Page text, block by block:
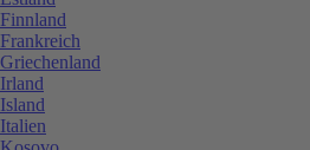
Finnland
Frankreich
Griechenland
Irland
Island
Italien